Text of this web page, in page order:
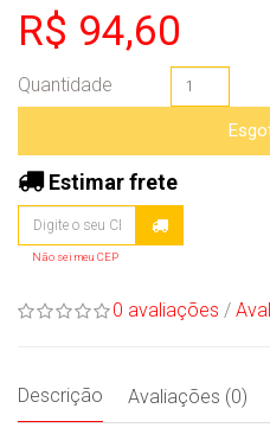
R$ 94,60
Quantidade
Estimar frete
Não sei meu CEP
0 avaliações /
Descrição Avaliações (0)